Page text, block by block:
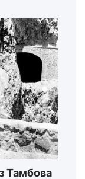
Тамбова